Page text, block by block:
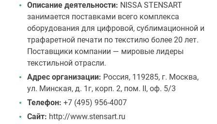
Описание деятельности: NISSA STENSART
занимается поставками всего комплекса
оборудования для цифровой, сублимационной и
трафаретной печати по текстилю более 20 лет.
Поставщики компании — мировые лидеры
текстильной отрасли.
Адрес организации: Россия, 119285, г. Москва,
ул. Минская, д. 1г, корп. 2, пом. II, оф. 5/3
Телефон: +7 (495) 956-4007
Сайт: http://www.stensart.ru